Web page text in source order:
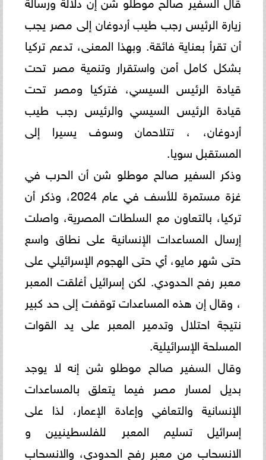
زيارة الرئيس رجب طيب أردوغان إلى مصر يجب
أن تقرأ بعناية فائقة. وبهذا ‏المعنى، تدعم تركيا
بشكل كامل أمن واستقرار وتنمية مصر تحت
قيادة الرئيس السيسي، فتركيا ومصر تحت
قيادة الرئيس ‏السيسي والرئيس رجب طيب
أردوغان، ، تتلاحمان وسوف يسيرا إلى
المستقبل سويا.‏
وذكر السفير صالح موطلو شن أن الحرب في
غزة مستمرة للأسف في عام 2024، وذكر أن
تركيا، بالتعاون مع السلطات ‏المصرية، واصلت
إرسال المساعدات الإنسانية على نطاق واسع
حتى شهر مايو، أي حتى الهجوم الإسرائيلي على
معبر رفح ‏الحدودي. لكن إسرائيل أغلقت المعبر
، وقال إن هذه المساعدات توقفت إلى حد كبير
نتيجة احتلال وتدمير المعبر على يد القوات
‏المسلحة الإسرائيلية.‏
وقال السفير صالح موطلو شن إنه لا يوجد
بديل لمسار مصر فيما يتعلق بالمساعدات
الإنسانية والتعافي وإعادة الإعمار، لذا على
‏إسرائيل تسليم المعبر للفلسطينيين و
الانسحاب من معبر رفح الحدودي، والانسحاب